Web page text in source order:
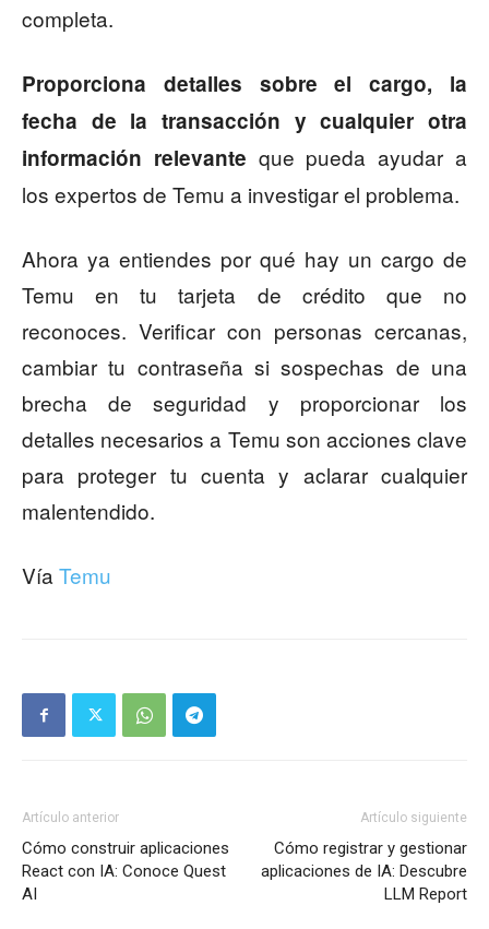
completa.
Proporciona detalles sobre el cargo, la
fecha de la transacción y cualquier otra
información relevante que pueda ayudar a
los expertos de Temu a investigar el problema.
Ahora ya entiendes por qué hay un cargo de
Temu en tu tarjeta de crédito que no
reconoces. Verificar con personas cercanas,
cambiar tu contraseña si sospechas de una
brecha de seguridad y proporcionar los
detalles necesarios a Temu son acciones clave
para proteger tu cuenta y aclarar cualquier
malentendido.
Vía Temu
Artículo anterior
Cómo construir aplicaciones
React con IA: Conoce Quest
AI
Artículo siguiente
Cómo registrar y gestionar
aplicaciones de IA: Descubre
LLM Report